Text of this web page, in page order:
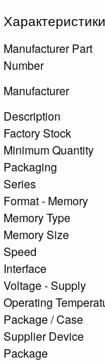
Характеристики
Manufacturer Part
Number
Manufacturer
Description
Factory Stock
Minimum Quantity
Packaging
Series
Format - Memory
Memory Type
Memory Size
Speed
Interface
Voltage - Supply
Operating
Package / Case
Supplier Device
Package